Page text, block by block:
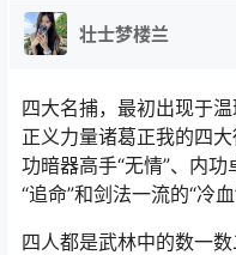
壮士梦楼兰
四大名捕，最初出现于
正义力量诸葛正我的四
功暗器高手“无情”、内
“追命”和剑法一流的“冷
四人都是武林中的数一